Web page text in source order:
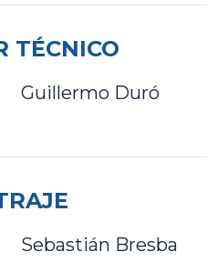
TÉCNICO
Guillermo Duró
Sebastián Bresba